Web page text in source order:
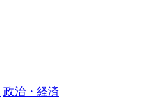
政治・経済